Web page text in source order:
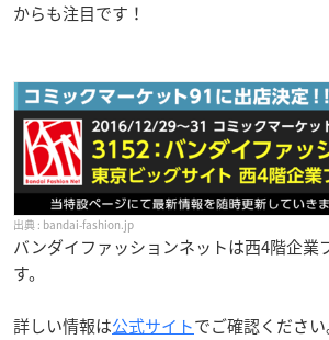
からも注目です！
bandai-fashion.jp
バンダイファッションネットは西4階企業
す。
詳しい情報は公式サイトでご確認ください